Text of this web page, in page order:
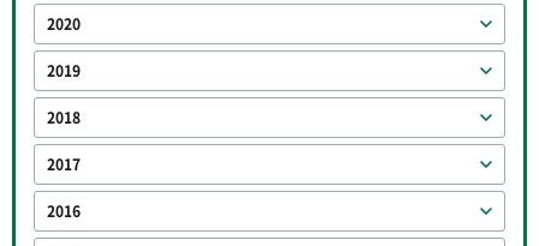
2020
2019
2018
2017
2016